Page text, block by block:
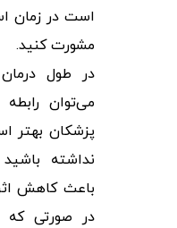
است در زمان
مشورت کنید.
در طول درمان
می‌توان
پزشکان بهتر
نداشته
باعث کاهش
در صورتی